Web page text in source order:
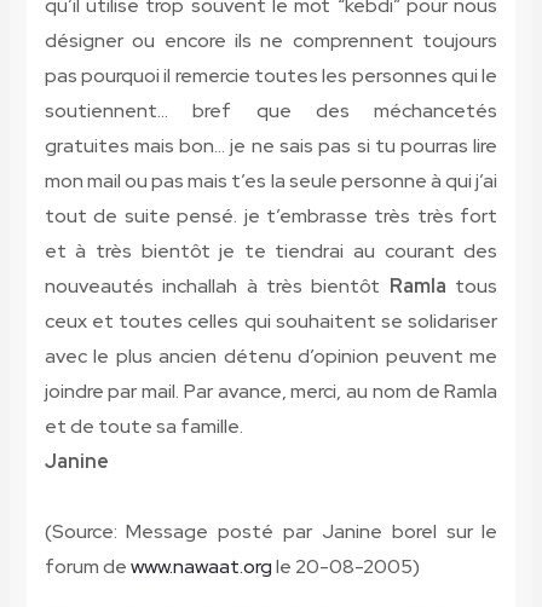
qu’il utilise trop souvent le mot “kebdi” pour nous
désigner ou encore ils ne comprennent toujours
pas pourquoi il remercie toutes les personnes qui le
soutiennent… bref que des méchancetés
gratuites mais bon… je ne sais pas si tu pourras lire
mon mail ou pas mais t’es la seule personne à qui j’ai
tout de suite pensé. je t’embrasse très très fort
et à très bientôt je te tiendrai au courant des
nouveautés inchallah à très bientôt Ramla tous
ceux et toutes celles qui souhaitent se solidariser
avec le plus ancien détenu d’opinion peuvent me
joindre par mail. Par avance, merci, au nom de Ramla
et de toute sa famille.
Janine
(Source: Message posté par Janine borel sur le
forum dewww.nawaat.orgle 20-08-2005)